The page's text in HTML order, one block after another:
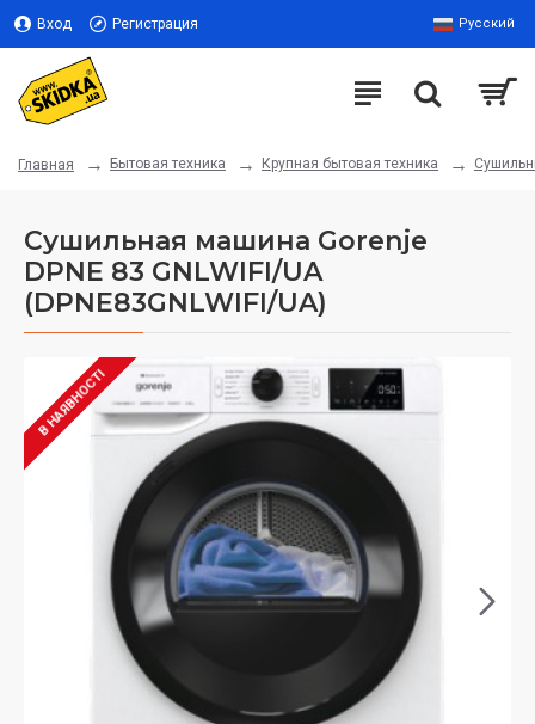
Вход Регистрация Русский
Главная Бытовая техника Крупная бытовая техника
Сушильная машина Gorenje
DPNE 83 GNLWIFI/UA
(DPNE83GNLWIFI/UA)
В НАЯВНОСТІ